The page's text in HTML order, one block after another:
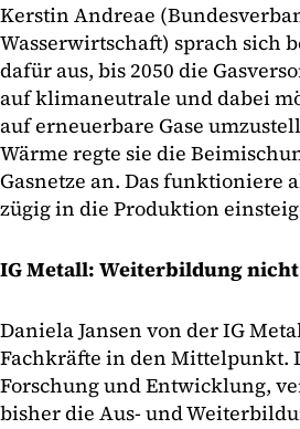
Kerstin Andreae
Wasserwirtschaft) sprach sich
dafür aus, bis 2050 die
auf klimaneutrale und dabei
auf erneuerbare Gase
Wärme regte sie die
Gasnetze an. Das funktioniere
zügig in die Produktion
IG Metall: Weiterbildung
Daniela Jansen von der IG
Fachkräfte in den Mittelpunkt.
Forschung und Entwicklung,
bisher die Aus- und